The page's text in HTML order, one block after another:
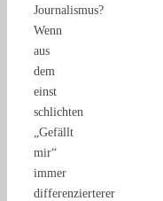
Journalismus?
Wenn
aus
dem
einst
schlichten
„Gefällt
mir“
immer
differenzierterer